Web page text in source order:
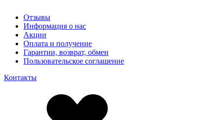
Отзывы
Информация о нас
Акции
Оплата и получение
Гарантии, возврат, обмен
Пользовательское соглашение
Контакты